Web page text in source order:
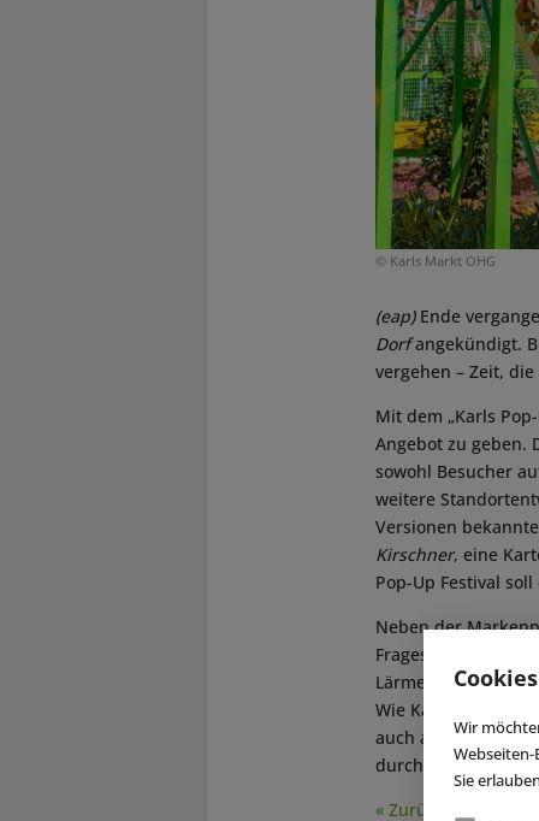
Wir
Sie
© Karls Markt OHG
(eap)Ende
Dorfangekündigt.
vergehen – Zeit,
Mit dem „Karls
Angebot zu geben.
sowohl Besucher
weitere
Versionen
Kirschner, eine
Pop-Up Festival
Neben der
Fragestellungen
Lärmemissionen,
Wie Karls-Gründer
auch an weiteren
durch
« Zurück